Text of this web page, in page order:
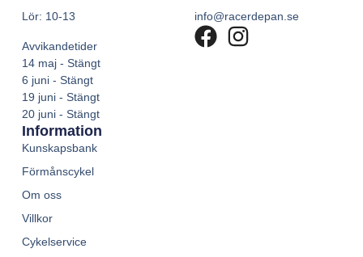
Lör: 10-13
Avvikandetider
14 maj - Stängt
6 juni - Stängt
19 juni - Stängt
20 juni - Stängt
info@racerdepan.se
Information
Kunskapsbank
Förmånscykel
Om oss
Villkor
Cykelservice